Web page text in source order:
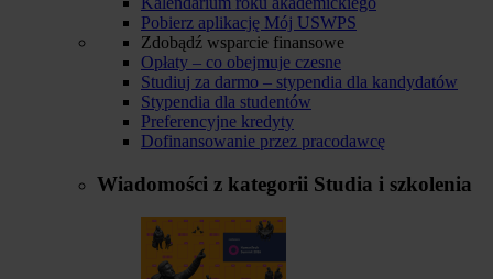
Pobierz aplikację Mój USWPS
Zdobądź wsparcie finansowe
Opłaty – co obejmuje czesne
Studiuj za darmo – stypendia dla kandydatów
Stypendia dla studentów
Preferencyjne kredyty
Dofinansowanie przez pracodawcę
Wiadomości z kategorii Studia i szkolenia